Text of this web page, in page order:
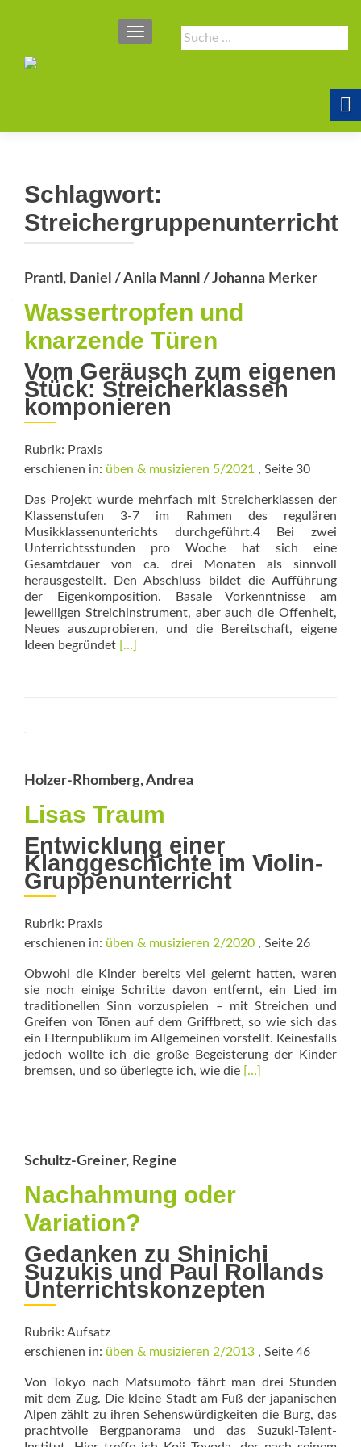
Suche
nach:
SCHALTE NAVIGATION
Schlagwort:
Streichergruppenunterricht
Prantl, Daniel / Anila Mannl / Johanna Merker
Wassertropfen und
knarzende Türen
Vom Geräusch zum eigenen
Stück: Streicherklassen
komponieren
Rubrik: Praxis
erschienen in: üben & musizieren 5/2021 , Seite 30
Das Projekt wurde mehrfach mit Streicherklassen der
Klassenstufen 3-7 im Rahmen des regulären
Musikklassenunterichts durchgeführt.4 Bei zwei
Unterrichtsstunden pro Woche hat sich eine
Gesamtdauer von ca. drei Monaten als sinnvoll
herausgestellt. Den Abschluss bildet die Aufführung
der Eigenkomposition. Basale Vorkenntnisse am
jeweiligen Streichinstrument, aber auch die Offenheit,
Neues auszuprobieren, und die Bereitschaft, eigene
Ideen begründet Read
[…]
Holzer-Rhomberg, Andrea
Lisas Traum
Entwicklung einer
Klanggeschichte im Violin-
Gruppenunterricht
Rubrik: Praxis
erschienen in: üben & musizieren 2/2020 , Seite 26
Obwohl die Kinder bereits viel gelernt hatten, waren
sie noch einige Schritte davon entfernt, ein Lied im
traditionellen Sinn vorzuspielen – mit Streichen und
Greifen von Tönen auf dem Griffbrett, so wie sich das
ein Elternpublikum im Allgemeinen vorstellt. Keinesfalls
jedoch wollte ich die große Begeisterung der Kinder
bremsen, und so überlegte ich, wie die Read
[…]
Schultz-Greiner, Regine
Nachahmung oder
Variation?
Gedanken zu Shinichi
Suzukis und Paul Rollands
­Unterrichtskonzepten
Rubrik: Aufsatz
erschienen in: üben & musizieren 2/2013 , Seite 46
Von Tokyo nach Matsumoto fährt man drei Stunden
mit dem Zug. Die kleine Stadt am Fuß der japanischen
Alpen zählt zu ihren Sehenswürdigkeiten die Burg, das
prachtvolle Bergpanorama und das Suzuki-Talent-